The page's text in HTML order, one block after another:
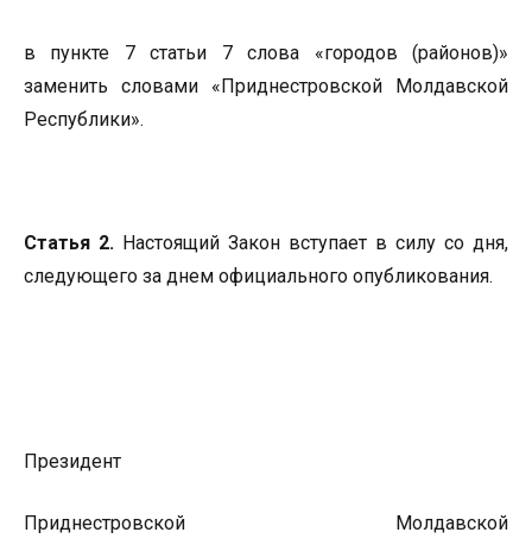
в пункте 7 статьи 7 слова «городов (районов)»
заменить словами «Приднестровской Молдавской
Республики».
Статья 2. Настоящий Закон вступает в силу со дня,
следующего за днем официального опубликования.
Президент
Приднестровской Молдавской